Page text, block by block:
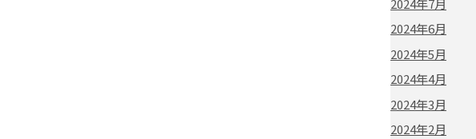
2024年6月
2024年5月
2024年4月
2024年3月
2024年2月